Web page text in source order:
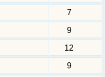
7
9
12
9